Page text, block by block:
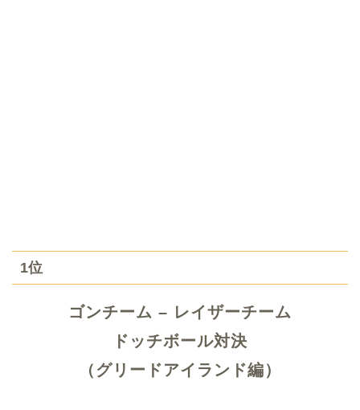
1位
ゴンチーム – レイザーチーム
ドッチボール対決
（グリードアイランド編）